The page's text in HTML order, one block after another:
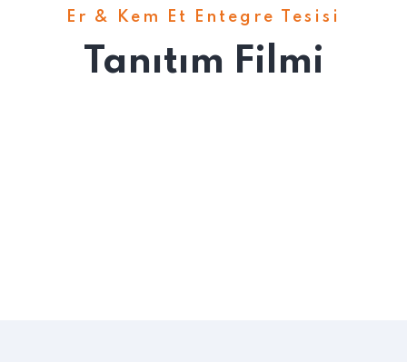
Er & Kem Et Entegre Tesisi
Tanıtım Filmi